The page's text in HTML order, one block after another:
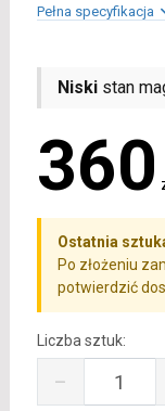
Pełna specyfikacja
Niskistan
360
Ostatnia
Po złożeniu
potwierdzić
Liczba sztuk:
−